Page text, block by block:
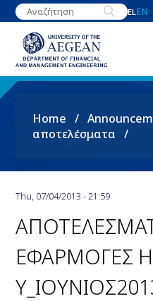
Skip
to
content
ELEN
Breadcrumb
Home
αποτελέσματα
Thu, 07/04/2013 - 21:59
ΕΦΑΡΜΟΓΕΣ